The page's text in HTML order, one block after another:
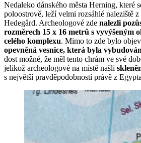
Nedaleko dánského města Herning, které
poloostrově, leží velmi rozsáhlé naleziště
Hedegård. Archeologové zde nalezli
rozměrech 15 x 16 metrů s vyvýšeným
celého komplexu. Mimo to zde bylo
opevněná vesnice, která byla
dost možné, že měl tento chrám ve své
jelikož archeologové na místě našli
s největší pravděpodobností právě z